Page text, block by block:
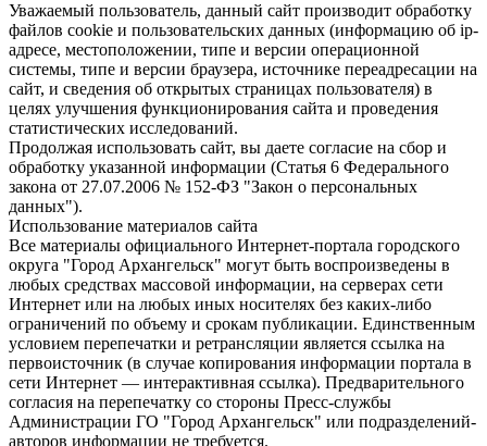
Уважаемый пользователь, данный сайт производит обработку
файлов cookie и пользовательских данных (информацию об ip-
адресе, местоположении, типе и версии операционной
системы, типе и версии браузера, источнике переадресации на
сайт, и сведения об открытых страницах пользователя) в
целях улучшения функционирования сайта и проведения
статистических исследований.
Продолжая использовать сайт, вы даете согласие на сбор и
обработку указанной информации (Статья 6 Федерального
закона от 27.07.2006 № 152-ФЗ "Закон о персональных
данных").
Использование материалов сайта
Все материалы официального Интернет-портала городского
округа "Город Архангельск" могут быть воспроизведены в
любых средствах массовой информации, на серверах сети
Интернет или на любых иных носителях без каких-либо
ограничений по объему и срокам публикации. Единственным
условием перепечатки и ретрансляции является ссылка на
первоисточник (в случае копирования информации портала в
сети Интернет — интерактивная ссылка). Предварительного
согласия на перепечатку со стороны Пресс-службы
Администрации ГО "Город Архангельск" или подразделений-
авторов информации не требуется.